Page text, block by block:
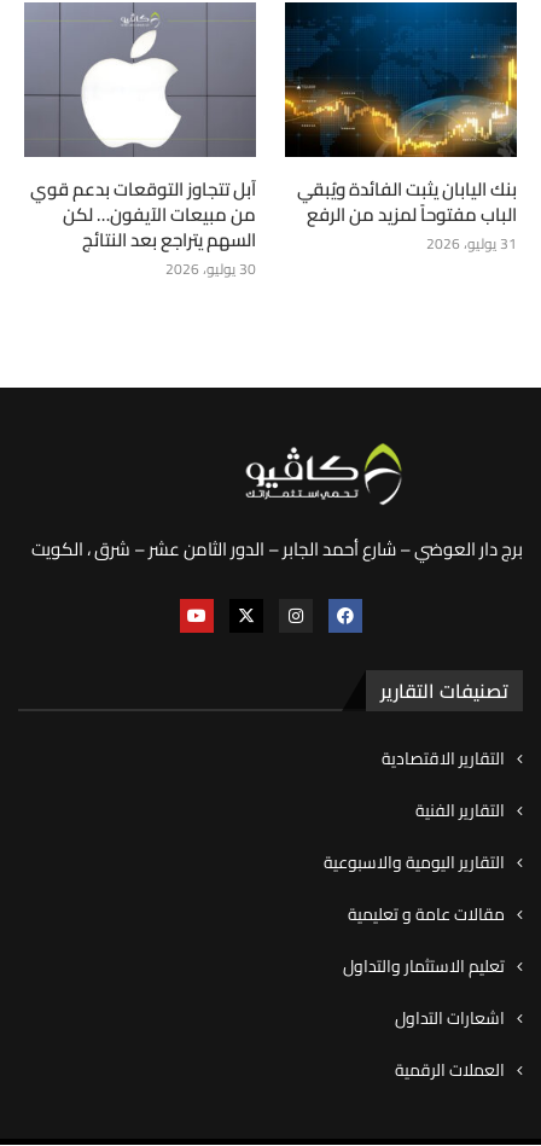
بنك اليابان يثبت الفائدة ويُبقي
الباب مفتوحاً لمزيد من الرفع
31 يوليو، 2026
آبل تتجاوز التوقعات بدعم قوي
من مبيعات الآيفون… لكن
السهم يتراجع بعد النتائج
30 يوليو، 2026
برج دار العوضي – شارع أحمد الجابر – الدور الثامن عشر – شرق ، الكويت
تصنيفات التقارير
التقارير الاقتصادية
التقارير الفنية
التقارير اليومية والاسبوعية
مقالات عامة و تعليمية
تعليم الاستثمار والتداول
اشعارات التداول
العملات الرقمية